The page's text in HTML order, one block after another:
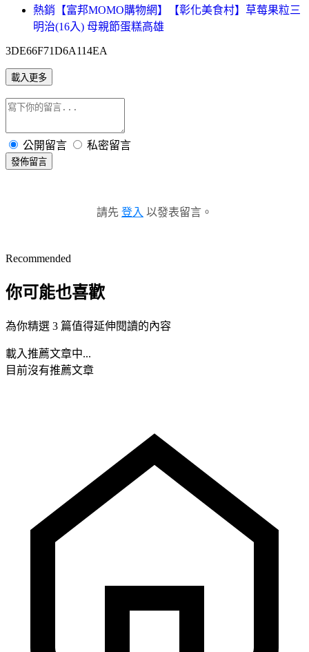
熱銷【富邦MOMO購物網】【彰化美食村】草莓果粒三
明治(16入) 母親節蛋糕高雄
3DE66F71D6A114EA
載入更多
公開留言 私密留言
發佈留言
請先 登入 以發表留言。
Recommended
你可能也喜歡
為你精選 3 篇值得延伸閱讀的內容
載入推薦文章中...
目前沒有推薦文章